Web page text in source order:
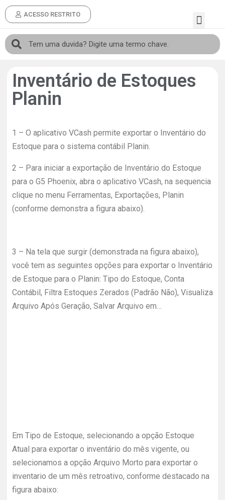
ACESSO RESTRITO
Inventário de Estoques
Planin
1 – O aplicativo VCash permite exportar o Inventário do
Estoque para o sistema contábil Planin.
2 – Para iniciar a exportação de Inventário do Estoque
para o G5 Phoenix, abra o aplicativo VCash, na sequencia
clique no menu Ferramentas, Exportações, Planin
(conforme demonstra a figura abaixo).
3 – Na tela que surgir (demonstrada na figura abaixo),
você tem as seguintes opções para exportar o Inventário
de Estoque para o Planin: Tipo do Estoque, Conta
Contábil, Filtra Estoques Zerados (Padrão Não), Visualiza
Arquivo Após Geração, Salvar Arquivo em…
Em Tipo de Estoque, selecionando a opção Estoque
Atual para exportar o inventário do mês vigente, ou
selecionamos a opção Arquivo Morto para exportar o
inventario de um mês retroativo, conforme destacado na
figura abaixo: